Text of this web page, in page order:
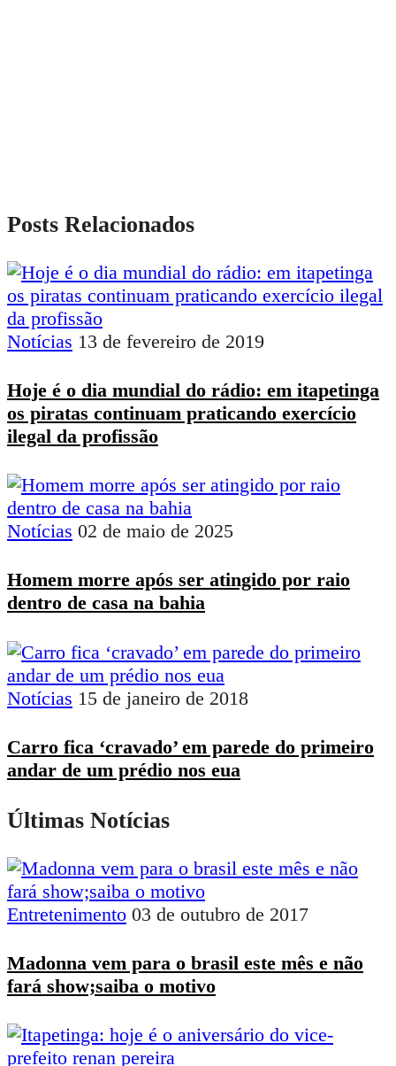
Posts Relacionados
Notícias 13 de fevereiro de 2019
Hoje é o dia mundial do rádio: em itapetinga
os piratas continuam praticando exercício
ilegal da profissão
Notícias 02 de maio de 2025
Homem morre após ser atingido por raio
dentro de casa na bahia
Notícias 15 de janeiro de 2018
Carro fica ‘cravado’ em parede do primeiro
andar de um prédio nos eua
Últimas Notícias
Entretenimento 03 de outubro de 2017
Madonna vem para o brasil este mês e não
fará show;saiba o motivo